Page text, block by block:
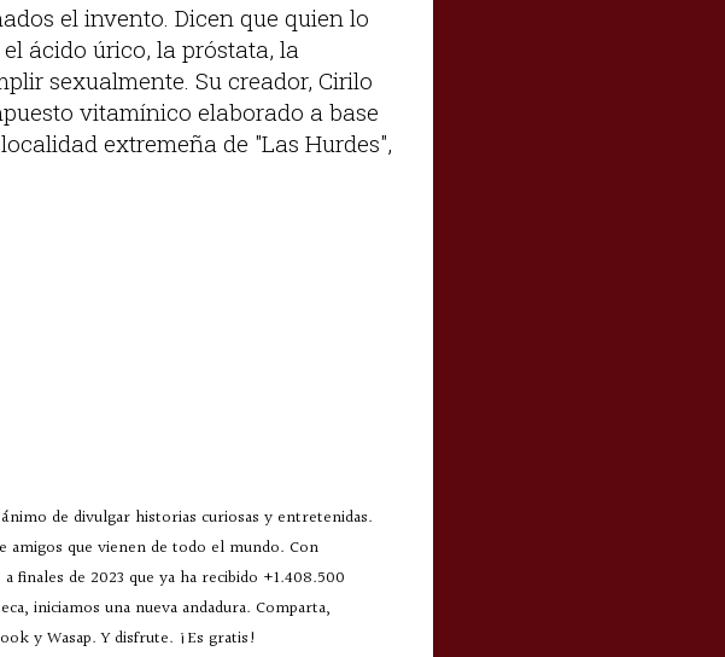
el invento. Dicen que quien lo
ácido úrico, la próstata, la
sexualmente. Su creador, Cirilo
vitamínico elaborado a base
extremeña de "Las Hurdes",
de divulgar historias curiosas y entretenidas.
amigos que vienen de todo el mundo. Con
finales de 2023 que ya ha recibido +1.408.500
iniciamos una nueva andadura. Comparta,
y Wasap. Y disfrute. ¡Es gratis!